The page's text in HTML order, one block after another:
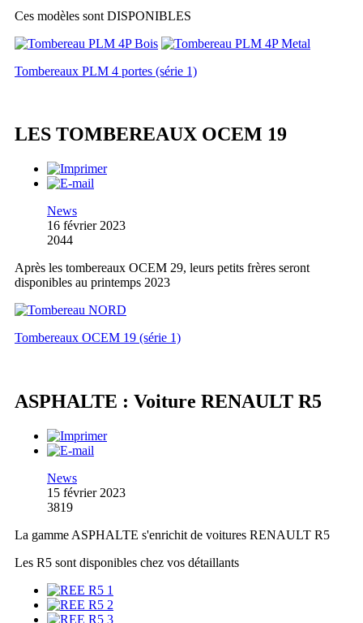
Ces modèles sont DISPONIBLES
Tombereaux PLM 4 portes (série 1)
LES TOMBEREAUX OCEM 19
News
16 février 2023
2044
Après les tombereaux OCEM 29, leurs petits frères seront
disponibles au printemps 2023
Tombereaux OCEM 19 (série 1)
ASPHALTE : Voiture RENAULT R5
News
15 février 2023
3819
La gamme ASPHALTE s'enrichit de voitures RENAULT R5
Les R5 sont disponibles chez vos détaillants